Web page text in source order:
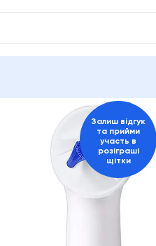
Залиш відгук
та прийми
участь в
розіграші
щітки